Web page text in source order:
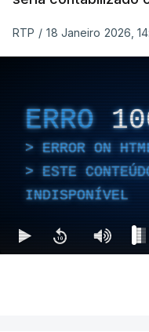
RTP / 18 Janeiro 2026,
ERRO
ERROR ON
ESTE
INDISPONÍVEL